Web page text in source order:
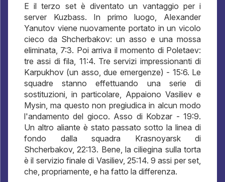
E il terzo set è diventato un vantaggio per i
server Kuzbass. In primo luogo, Alexander
Yanutov viene nuovamente portato in un vicolo
cieco da Shcherbakov: un asso e una mossa
eliminata, 7:3. Poi arriva il momento di Poletaev:
tre assi di fila, 11:4. Tre servizi impressionanti di
Karpukhov (un asso, due emergenze) - 15:6. Le
squadre stanno effettuando una serie di
sostituzioni, in particolare, Appaiono Vasiliev e
Mysin, ma questo non pregiudica in alcun modo
l'andamento del gioco. Asso di Kobzar - 19:9.
Un altro aliante è stato passato sotto la linea di
fondo dalla squadra Krasnoyarsk di
Shcherbakov, 22:13. Bene, la ciliegina sulla torta
è il servizio finale di Vasiliev, 25:14. 9 assi per set,
che, propriamente, e ha fatto la differenza.